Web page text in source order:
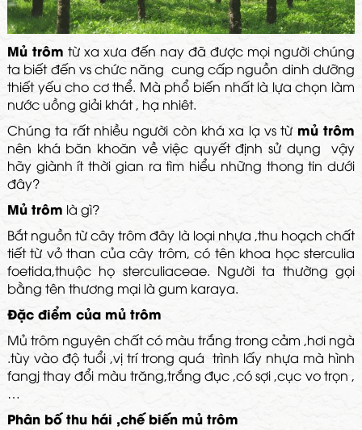
Mủ trôm từ xa xưa đến nay đã được mọi người chúng
ta biết đến vs chức năng cung cấp nguồn dinh dưỡng
thiết yếu cho cơ thể. Mà phổ biến nhất là lựa chọn làm
nước uồng giải khát , hạ nhiêt.
Chúng ta rất nhiều người còn khá xa lạ vs từ mủ trôm
nên khá băn khoăn về việc quyết định sử dụng vậy
hãy giành ít thời gian ra tìm hiểu những thong tin dưới
đây?
Mủ trôm là gì?
Bắt nguồn từ cây trôm đây là loại nhựa ,thu hoạch chất
tiết từ vỏ than của cây trôm, có tên khoa học sterculia
foetida,thuộc họ sterculiaceae. Người ta thường gọi
bằng tên thương mại là gum karaya.
Đặc điểm của mủ trôm
Mủ trôm nguyên chất có màu trắng trong cảm ,hơi ngà
.tùy vào độ tuổi ,vị trí trong quá trình lấy nhựa mà hình
fangj thay đổi màu trăng,trắng đục ,có sợi ,cục vo trọn ,
…
Phân bố thu hái ,chế biến mủ trôm